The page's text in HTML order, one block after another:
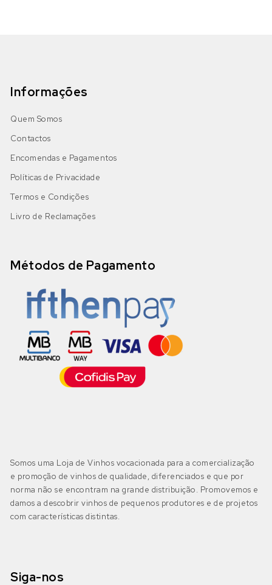
Informações
Quem Somos
Contactos
Encomendas e Pagamentos
Políticas de Privacidade
Termos e Condições
Livro de Reclamações
Métodos de Pagamento
Somos uma Loja de Vinhos vocacionada para a comercialização
e promoção de vinhos de qualidade, diferenciados e que por
norma não se encontram na grande distribuição. Promovemos e
damos a descobrir vinhos de pequenos produtores e de projetos
com características distintas.
Siga-nos